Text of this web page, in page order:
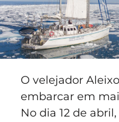
O velejador
embarcar em
No dia 12 de